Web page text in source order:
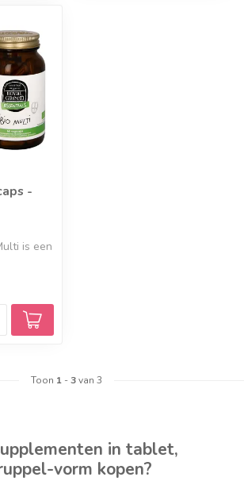
-
is een
Toon 1 -3van 3
in tablet,
vorm kopen?